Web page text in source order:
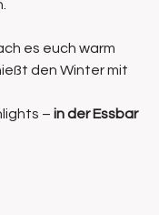
es euch warm
den Winter mit
– in der Essbar